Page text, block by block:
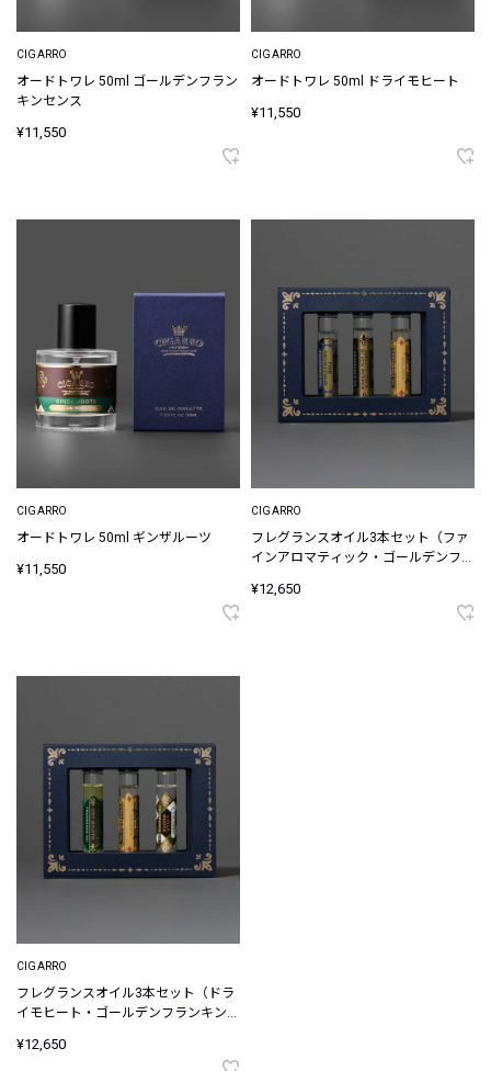
CIGARRO
オードトワレ 50ml ゴールデンフラン
キンセンス
¥11,550
CIGARRO
オードトワレ 50ml ドライモヒート
¥11,550
CIGARRO
オードトワレ 50ml ギンザルーツ
¥11,550
CIGARRO
フレグランスオイル3本セット（ファ
インアロマティック・ゴールデンフラ
クペッパー）
¥12,650
CIGARRO
フレグランスオイル3本セット（ドラ
イモヒート・ゴールデンフランキンセ
¥12,650